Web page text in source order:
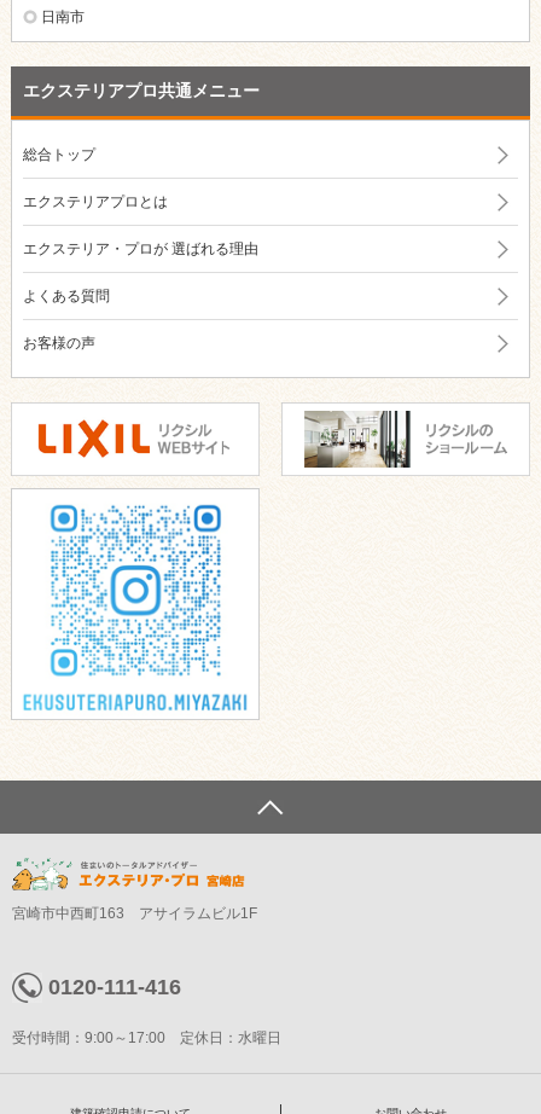
エクステリアプロ共通メニュー
総合トップ
エクステリアプロとは
エクステリア・プロが選ばれる理由
よくある質問
お客様の声
日南市
宮崎市中西町163 アサイラムビル1F
0120-111-416
受付時間：9:00～17:00 定休日：水曜日